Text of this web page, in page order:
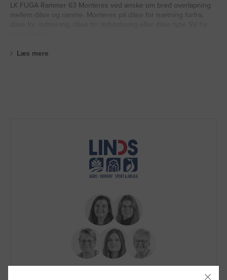
LK FUGA Rammer 63 Monteres ved ønske om bred overlapning
mellem dåse og ramme. Monteres på dåse for isætning forfra,
Læs mere